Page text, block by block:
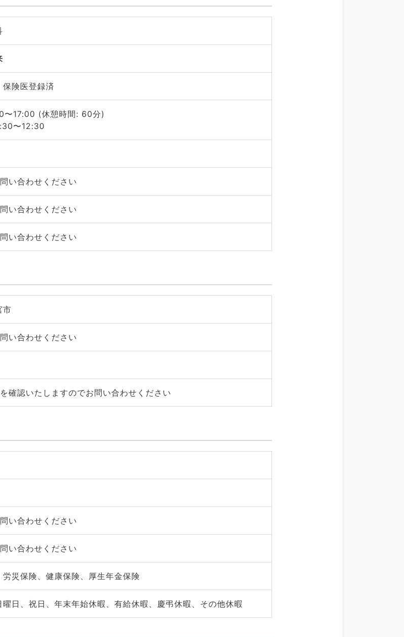
保険医登録済
〜17:00 (休憩時間: 60分)
〜12:30
い合わせください
い合わせください
い合わせください
市
い合わせください
確認いたしますのでお問い合わせください
い合わせください
い合わせください
労災保険、健康保険、厚生年金保険
曜日、祝日、年末年始休暇、有給休暇、慶弔休暇、その他休暇